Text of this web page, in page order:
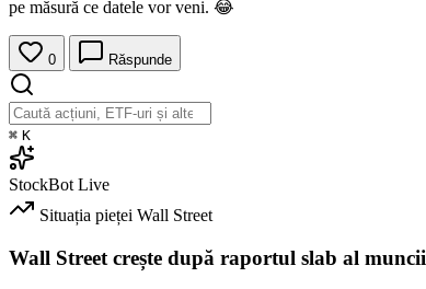
pe măsură ce datele vor veni. 😂
0 Răspunde
⌘ K
StockBot Live
Situația pieței Wall Street
Wall Street crește după raportul slab al muncii